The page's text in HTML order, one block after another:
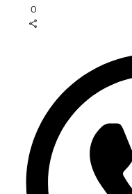
0